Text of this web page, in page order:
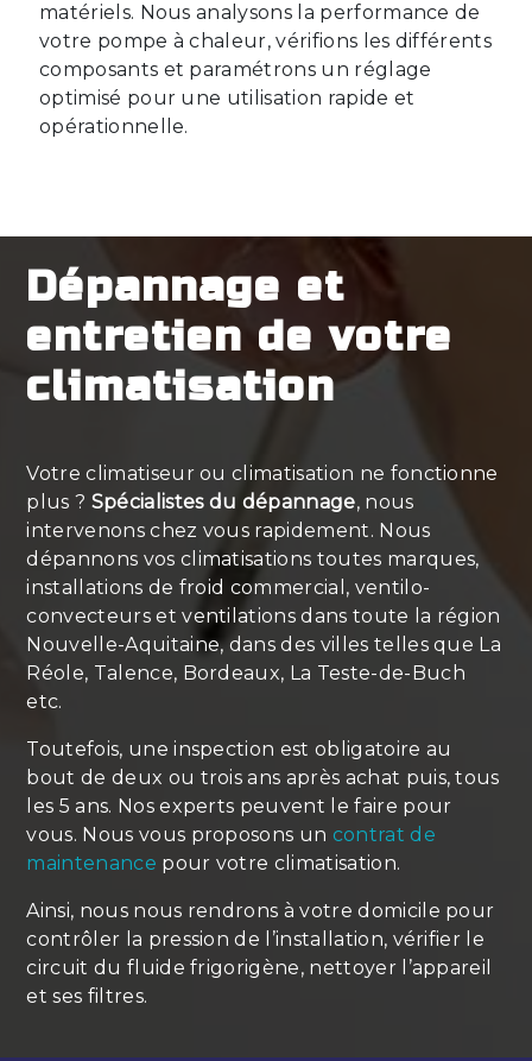
matériels. Nous analysons la performance de
votre pompe à chaleur, vérifions les différents
composants et paramétrons un réglage
optimisé pour une utilisation rapide et
opérationnelle.
Dépannage et
entretien de votre
climatisation
Votre climatiseur ou climatisation ne fonctionne
plus ? Spécialistes du dépannage, nous
intervenons chez vous rapidement. Nous
dépannons vos climatisations toutes marques,
installations de froid commercial, ventilo-
convecteurs et ventilations dans toute la région
Nouvelle-Aquitaine, dans des villes telles que La
Réole, Talence, Bordeaux, La Teste-de-Buch
etc.
Toutefois, une inspection est obligatoire au
bout de deux ou trois ans après achat puis, tous
les 5 ans. Nos experts peuvent le faire pour
vous. Nous vous proposons un contrat de
maintenance pour votre climatisation.
Ainsi, nous nous rendrons à votre domicile pour
contrôler la pression de l’installation, vérifier le
circuit du fluide frigorigène, nettoyer l’appareil
et ses filtres.